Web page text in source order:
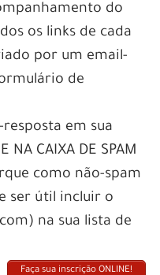
do
os links de cada
por um email-
de
em sua
NA CAIXA DE SPAM
como não-spam
ser útil incluir o
na sua lista de
Faça sua inscrição ONLINE!